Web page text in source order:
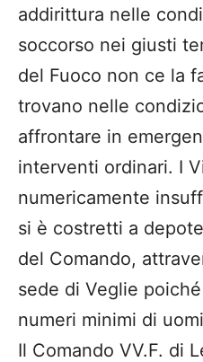
addirittura nelle
soccorso nei giusti
del Fuoco non ce la
trovano nelle
affrontare in
interventi ordinari. I
numericamente
si è costretti a
del Comando,
sede di Veglie
numeri minimi di
Il Comando VV.F. di